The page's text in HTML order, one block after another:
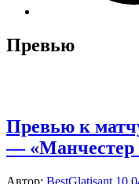
Превью
Превью к
—
Автор: BestGlatisant